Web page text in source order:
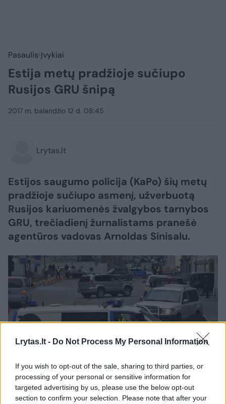
Lrytas.lt - Do Not Process My Personal Information
If you wish to opt-out of the sale, sharing to third parties, or
processing of your personal or sensitive information for
targeted advertising by us, please use the below opt-out
section to confirm your selection. Please note that after your
Pasaulis Įvykiai
Estija metų pradžioje sučiupo
Rusijos GRU šnipą
2017 m. balandžio 12 d. 08:45
Lrytas.lt
Estijos saugumo policija (KaPo) šių metų
pradžioje sučiupo asmenį, užverbuotą
Rusijos kariuomenės žvalgybos tarnybos
GRU, trečiadienį žurnalistams pranešė
agentūros vadovas Arnoldas Sinisalu.
Daugiau nuotraukų (1)